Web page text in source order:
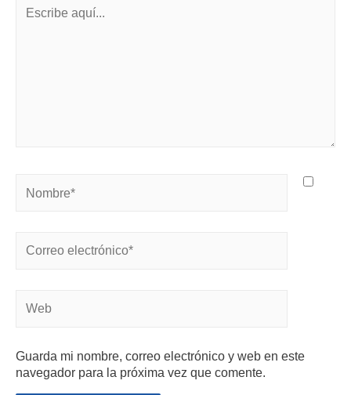
Guarda mi nombre, correo electrónico y web en este
navegador para la próxima vez que comente.